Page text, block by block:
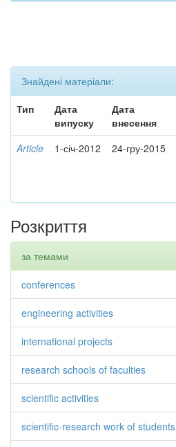
Знайдені матеріали:
Тип
Дата
випуску
Дата
внесення
Article 1-січ-2012 24-гру-2015
Розкриття
за темами
conferences
engineering activities
international projects
research schools of faculties
scientific activities
scientific-research work of students